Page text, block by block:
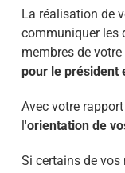
La réalisation de
communiquer les
membres de
pour le président
Avec votre
l'orientation de
Si certains de vos